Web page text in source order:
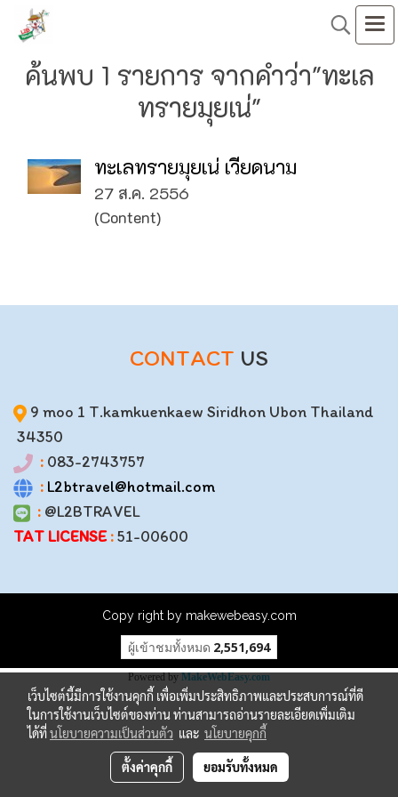
ค้นพบ 1 รายการ จากคำว่า"ทะเล
ทรายมุยเน่"
ทะเลทรายมุยเน่ เวียดนาม
27 ส.ค. 2556
(Content)
CONTACT US
9 moo 1 T.kamkuenkaew Siridhon Ubon Thailand
34350
: 083-2743757
: L2btravel@hotmail.com
: @L2BTRAVEL
TAT LICENSE:51-00600
Copy right by makewebeasy.com
ผู้เข้าชมทั้งหมด 2,551,694
Powered by MakeWebEasy.com
เว็บไซต์นี้มีการใช้งานคุกกี้ เพื่อเพิ่มประสิทธิภาพและประสบการณ์ที่ดี
ในการใช้งานเว็บไซต์ของท่าน ท่านสามารถอ่านรายละเอียดเพิ่มเติม
ได้ที่นโยบายความเป็นส่วนตัว และ นโยบายคุกกี้
ตั้งค่าคุกกี้ ยอมรับทั้งหมด